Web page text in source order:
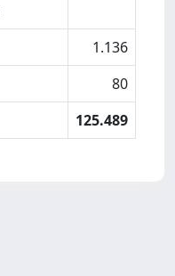
1.136
80
125.489